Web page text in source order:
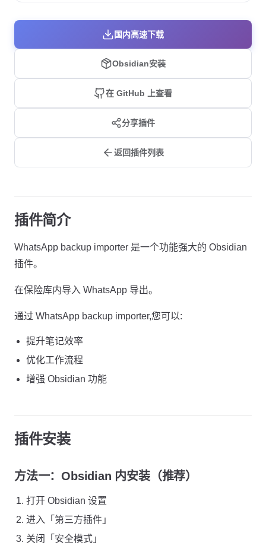
国内高速下载
Obsidian安装
在 GitHub 上查看
分享插件
返回插件列表
插件简介
WhatsApp backup importer 是一个功能强大的 Obsidian
插件。
在保险库内导入 WhatsApp 导出。
通过 WhatsApp backup importer,您可以:
提升笔记效率
优化工作流程
增强 Obsidian 功能
插件安装
方法一：Obsidian 内安装（推荐）
打开 Obsidian 设置
进入「第三方插件」
关闭「安全模式」